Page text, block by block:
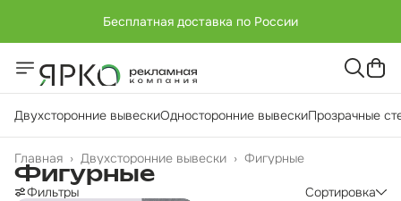
Бесплатная доставка по России
Двухсторонние вывескиОдносторонние вывескиПрозрачные
Фигурные
Двухсторонние вывески ›
Главная ›
Фигурные
Фильтры Сортировка